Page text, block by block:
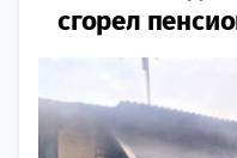
сгорел